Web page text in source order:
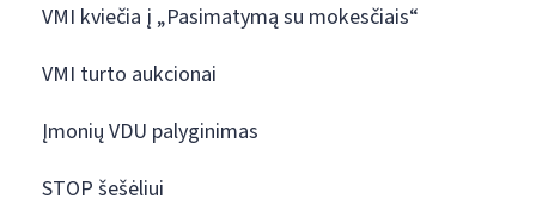
VMI kviečia į „Pasimatymą su mokesčiais“
VMI turto aukcionai
Įmonių VDU palyginimas
STOP šešėliui